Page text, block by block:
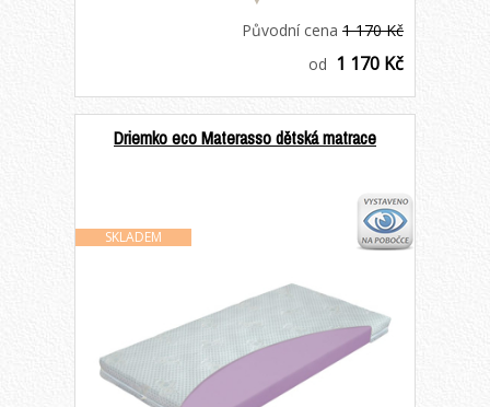
Původní cena 1 170 Kč
od 1 170 Kč
Driemko eco Materasso dětská matrace
SKLADEM